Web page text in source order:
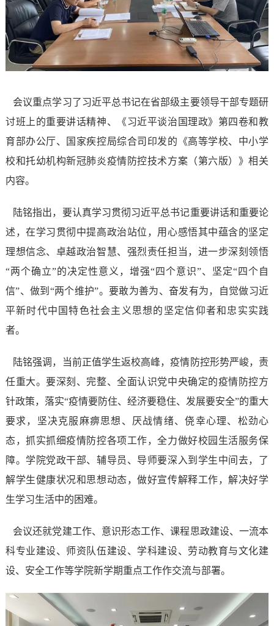
会议重点学习了习近平总书记在省部级主要领导干部专题研
讨班上的重要讲话精神、《习近平谈治国理政》第四卷和教
育部办公厅、国家疾控局综合司印发的《高等学校、中小学
校和托幼机构新冠肺炎疫情防控技术方案（第六版）》相关
内容。
陆铭指出，要认真学习贯彻习近平总书记重要讲话和重要论
述，在学习贯彻中提高政治站位，用心感悟其中蕴含的坚定
理想信念、卓越政治智慧、强烈责任担当，进一步深刻领悟
“两个确立”的决定性意义，增强“四个意识”、坚定“四个自
信”、做到“两个维护”。要敢为善为、奋发有为，自觉做习近
平新时代中国特色社会主义思想的坚定信仰者和忠实实践
者。
陆铭强调，当前正值学生返校高峰，疫情防控形势严峻，责
任重大。要深刻、完整、全面认识党中央确定的疫情防控方
针政策，落实“疫情要防住、经济要稳住、发展要安全”的重大
要求，坚决克服麻痹思想、厌战情绪、侥幸心理、松劲心
态，抓实抓细疫情防控各项工作，全力做好校园生活服务保
障。学院党政干部、辅导员、导师要深入到学生中间去，了
解学生健康状况和思想动态，做好宣传解释工作，解决好学
生学习生活中的困难。
会议还就党建工作、意识形态工作、课程思政建设、一流本
科专业建设、师资队伍建设、学科建设、劳动教育与文化建
设、安全工作等学院新学期重点工作作交流与部署。